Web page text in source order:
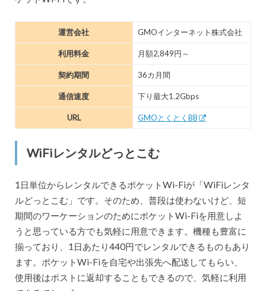
運営会社 GMOインターネット株式会社
利用料金 月額2,849円～
契約期間 36カ月間
通信速度 下り最大1.2Gbps
URL GMOとくとくBB
WiFiレンタルどっとこむ
1日単位からレンタルできるポケットWi-Fiが「WiFiレンタ
ルどっとこむ」です。そのため、普段は使わないけど、短
期間のワーケーションのためにポケットWi-Fiを用意しよ
うと思っている方でも気軽に用意できます。機種も豊富に
揃っており、1日あたり440円でレンタルできるものもあり
ます。ポケットWi-Fiを自宅や出張先へ配送してもらい、
使用後はポストに返却することもできるので、気軽に利用